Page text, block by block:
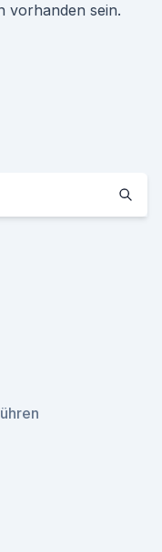
vorhanden sein.